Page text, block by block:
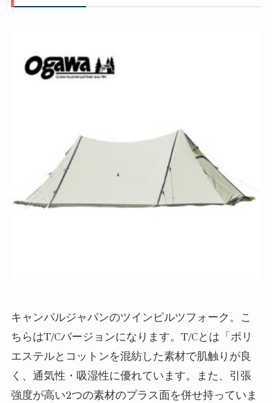
キャンパルジャパンのツインピルツフォーク。こ
ちらはT/Cバージョンになります。T/Cとは「ポリ
エステルとコットンを混紡した素材で肌触りが良
く、通気性・吸湿性に優れています。また、引張
強度が高い2つの素材のプラス面を併せ持っていま